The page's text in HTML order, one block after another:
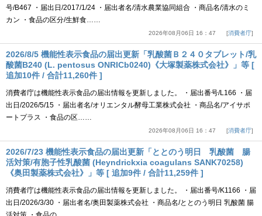
号/B467 ・届出日/2017/1/24 ・届出者名/清水農業協同組合 ・商品名/清水のミ
カン ・食品の区分/生鮮食……
2026年08月06日 16：47 消費者庁
2026/8/5 機能性表示食品の届出更新「乳酸菌Ｂ２４０タブレット/乳
酸菌B240 (L. pentosus ONRICb0240)《大塚製薬株式会社》」等 [
追加10件 / 合計11,260件 ]
消費者庁は機能性表示食品の届出情報を更新しました。 ・届出番号/L166 ・届
出日/2026/5/15 ・届出者名/オリエンタル酵母工業株式会社 ・商品名/アイサポ
ートプラス ・食品の区……
2026年08月06日 16：47 消費者庁
2026/7/23 機能性表示食品の届出更新「ととのう明日 乳酸菌 腸
活対策/有胞子性乳酸菌 (Heyndrickxia coagulans SANK70258)
《奥田製薬株式会社》」等 [ 追加9件 / 合計11,259件 ]
消費者庁は機能性表示食品の届出情報を更新しました。 ・届出番号/K1166 ・届
出日/2026/3/30 ・届出者名/奥田製薬株式会社 ・商品名/ととのう明日 乳酸菌 腸